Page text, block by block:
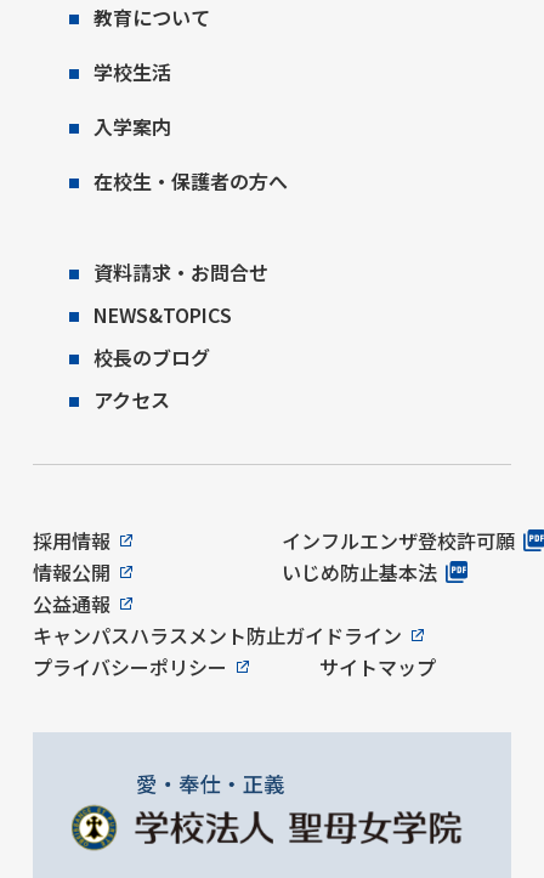
教育について
学校生活
入学案内
在校生・保護者の方へ
資料請求・お問合せ
NEWS&TOPICS
校長のブログ
アクセス
採用情報
インフルエンザ登校許可願
情報公開
いじめ防止基本法
公益通報
キャンパスハラスメント防止ガイドライン
プライバシーポリシー
サイトマップ